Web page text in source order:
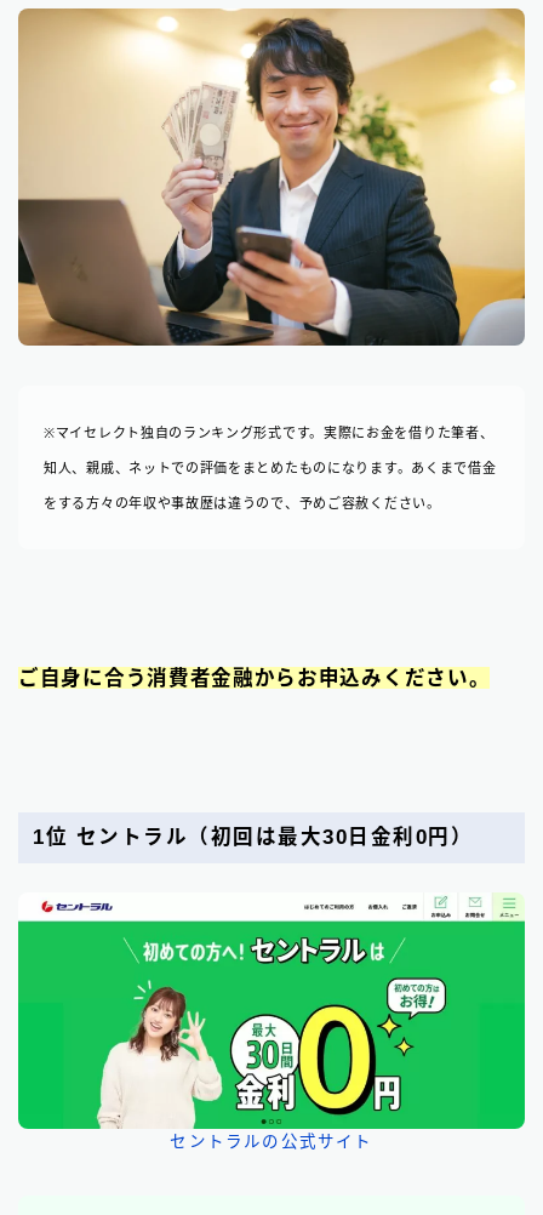
※マイセレクト独自のランキング形式です。実際にお金を借りた筆者、
知人、親戚、ネットでの評価をまとめたものになります。あくまで借金
をする方々の年収や事故歴は違うので、予めご容赦ください。
ご自身に合う消費者金融からお申込みください。
1位 セントラル （初回は最大30日金利0円）
セントラルの公式サイト